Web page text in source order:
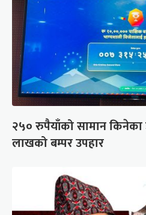
२५० रुपैयाँको सामान
लाखको बम्पर उपहार